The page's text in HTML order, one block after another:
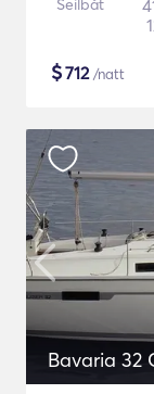
Seilbåt
$712/natt
Bavaria 32